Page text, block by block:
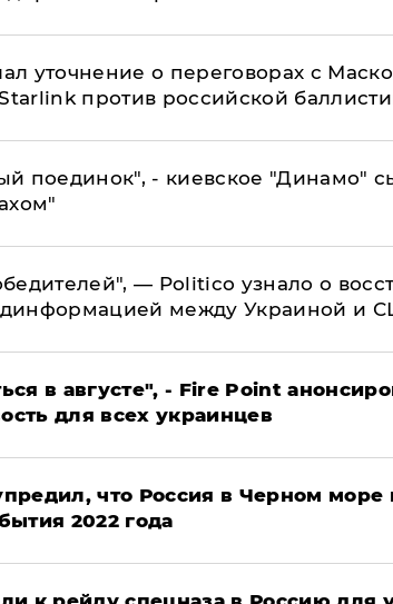
уточнение о переговорах с
против российской
поединок", - киевское "Динамо"
— Politico узнало о
между Украиной и
в августе", - Fire Point
для всех украинцев
что Россия в Черном море
2022 года